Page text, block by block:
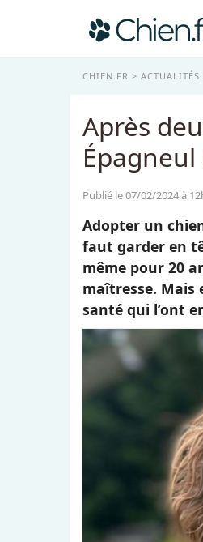
CHIEN.FR ACTUALITÉS
Après
Publié le 07/02/2024 à
Adopter un
faut garder en
même pour 20
maîtresse. Mais
santé qui l’ont